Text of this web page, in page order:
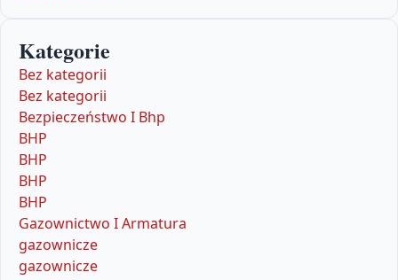
Kategorie
Bez kategorii
Bez kategorii
Bezpieczeństwo I Bhp
BHP
BHP
BHP
BHP
Gazownictwo I Armatura
gazownicze
gazownicze